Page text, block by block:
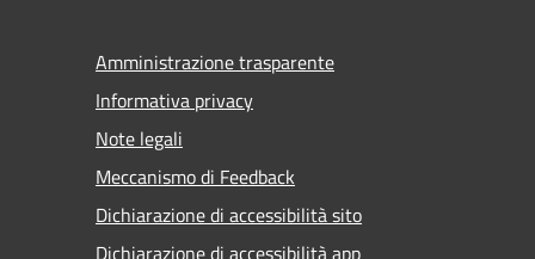
Amministrazione trasparente
Informativa privacy
Note legali
Meccanismo di Feedback
Dichiarazione di accessibilità sito
Dichiarazione di accessibilità app